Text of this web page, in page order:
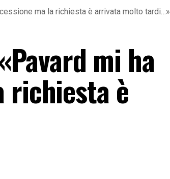
ma la richiesta è arrivata molto tardi…»
mi ha
richiesta è